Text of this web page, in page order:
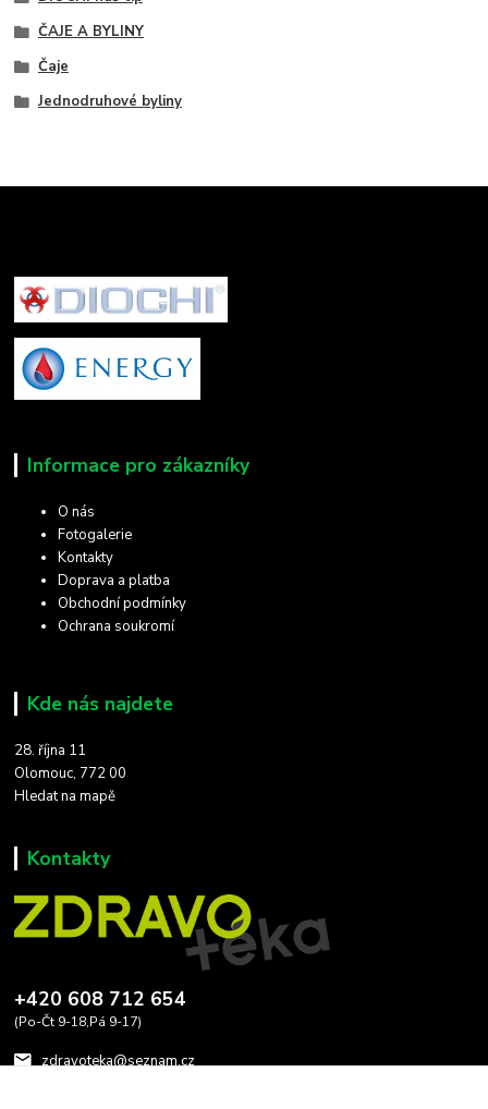
ČAJE A BYLINY
Čaje
Jednodruhové byliny
Informace pro zákazníky
O nás
Fotogalerie
Kontakty
Doprava a platba
Obchodní podmínky
Ochrana soukromí
Kde nás najdete
28. října 11
Olomouc, 772 00
Hledat na mapě
Kontakty
+420 608 712 654
(Po-Čt 9-18,Pá 9-17)
zdravoteka@seznam.cz